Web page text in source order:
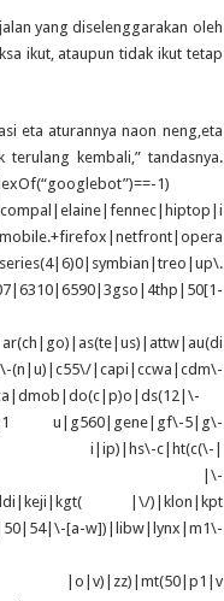
yang diselenggarakan oleh
ikut, ataupun tidak ikut tetap
eta aturannya naon neng,eta
kembali,” tandasnya.
1)
|capi|ccwa|cdm\-
u|g560|gene|gf\-5|g\-
i|ip)|hs\-c|ht(c(\-|
|\-
|\/)|klon|kpt
w])|libw|lynx|m1\-
| |o|v)|zz)|mt(50|p1|v